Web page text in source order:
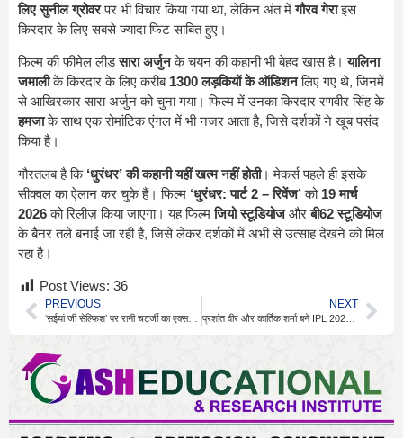
लिए सुनील ग्रोवरपर भी विचार किया गया था, लेकिन अंत मेंगौरव गेराइस
किरदार के लिए सबसे ज्यादा फिट साबित हुए।
फिल्म की फीमेल लीडसारा अर्जुनके चयन की कहानी भी बेहद खास है।यालिना
जमालीके किरदार के लिए करीब 1300 लड़कियों के ऑडिशनलिए गए थे, जिनमें
से आखिरकार सारा अर्जुन को चुना गया। फिल्म में उनका किरदार रणवीर सिंह के
हमजाके साथ एक रोमांटिक एंगल में भी नजर आता है, जिसे दर्शकों ने खूब पसंद
किया है।
गौरतलब है कि ‘धुरंधर’ की कहानी यहीं खत्म नहीं होती। मेकर्स पहले ही इसके
सीक्वल का ऐलान कर चुके हैं। फिल्म ‘धुरंधर: पार्ट 2 – रिवेंज’को 19 मार्च
2026को रिलीज़ किया जाएगा। यह फिल्मजियो स्टूडियोजऔरबी62 स्टूडियोज
के बैनर तले बनाई जा रही है, जिसे लेकर दर्शकों में अभी से उत्साह देखने को मिल
रहा है।
Post Views: 36
PREVIOUS
‘सईयां जी सेल्फिश’ पर रानी चटर्जी का एक्सप्रेशन वीडियो वायरल
NEXT
प्रशांत वीर और कार्तिक शर्मा बने IPL 2026 के सबसे महंगे अनकैप्ड खिलाड़ी